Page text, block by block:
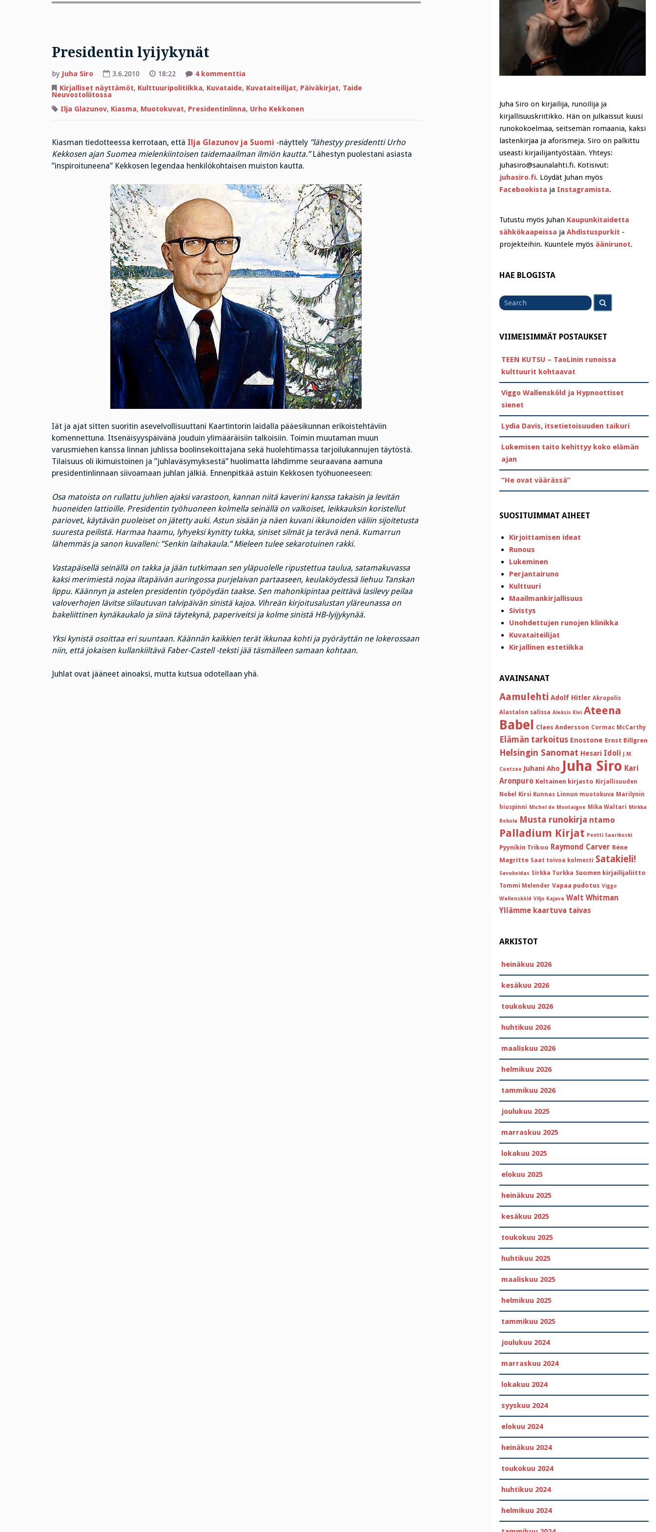
Presidentin lyijykynät
by Juha Siro 3.6.2010 18:22 4 kommenttiaartikkeliin
lyijykynät
Kirjalliset näyttämöt, Kulttuuripolitiikka, Kuvataide, Kuvataiteilijat, Päiväkirjat, Taide
Neuvostoliitossa
Ilja Glazunov, Kiasma, Muotokuvat, Presidentinlinna, Urho Kekkonen
Kiasman tiedotteessa kerrotaan, että Ilja Glazunov ja Suomi -näyttely ”lähestyy presidentti Urho
Kekkosen ajan Suomea mielenkiintoisen taidemaailman ilmiön kautta.”Lähestyn puolestani asiasta
”inspiroituneena” Kekkosen legendaa henkilökohtaisen muiston kautta.
Iät ja ajat sitten suoritin asevelvollisuuttani Kaartintorin laidalla pääesikunnan erikoistehtäviin
komennettuna. Itsenäisyyspäivänä jouduin ylimääräisiin talkoisiin. Toimin muutaman muun
varusmiehen kanssa linnan juhlissa boolinsekoittajana sekä huolehtimassa tarjoilukannujen täytöstä.
Tilaisuus oli ikimuistoinen ja ”juhlaväsymyksestä” huolimatta lähdimme seuraavana aamuna
presidentinlinnaan siivoamaan juhlan jälkiä. Ennenpitkää astuin Kekkosen työhuoneeseen:
Osa matoista on rullattu juhlien ajaksi varastoon, kannan niitä kaverini kanssa takaisin ja levitän
huoneiden lattioille. Presidentin työhuoneen kolmella seinällä on valkoiset, leikkauksin koristellut
pariovet, käytävän puoleiset on jätetty auki. Astun sisään ja näen kuvani ikkunoiden väliin sijoitetusta
suuresta peilistä. Harmaa haamu, lyhyeksi kynitty tukka, siniset silmät ja terävä nenä. Kumarrun
lähemmäs ja sanon kuvalleni: ”Senkin laihakaula.” Mieleen tulee sekarotuinen rakki.
Vastapäisellä seinällä on takka ja jään tutkimaan sen yläpuolelle ripustettua taulua, satamakuvassa
kaksi merimiestä nojaa iltapäivän auringossa purjelaivan partaaseen, keulaköydessä liehuu Tanskan
lippu. Käännyn ja astelen presidentin työpöydän taakse. Sen mahonkipintaa peittävä lasilevy peilaa
valoverhojen lävitse siilautuvan talvipäivän sinistä kajoa. Vihreän kirjoitusalustan yläreunassa on
bakeliittinen kynäkaukalo ja siinä täytekynä, paperiveitsi ja kolme sinistä HB-lyijykynää.
Yksi kynistä osoittaa eri suuntaan. Käännän kaikkien terät ikkunaa kohti ja pyöräyttän ne lokerossaan
niin, että jokaisen kullankiiltävä Faber-Castell -teksti jää täsmälleen samaan kohtaan.
Juhlat ovat jääneet ainoaksi, mutta kutsua odotellaan yhä.
Juha Siro on kirjailija, runoilija ja
kirjallisuuskriitikko. Hän on julkaissut kuusi
runokokoelmaa, seitsemän romaania, kaksi
lastenkirjaa ja aforismeja. Siro on palkittu
useasti kirjailijantyöstään. Yhteys:
juhasiro@saunalahti.fi. Kotisivut:
juhasiro.fi. Löydät Juhan myös
Facebookista ja Instagramista.
Tutustu myös Juhan Kaupunkitaidetta
sähkökaapeissa ja Ahdistuspurkit -
projekteihin. Kuuntele myös äänirunot.
HAE BLOGISTA
for
VIIMEISIMMÄT POSTAUKSET
TEEN KUTSU – TaoLinin runoissa
kulttuurit kohtaavat
Viggo Wallensköld ja Hypnoottiset
sienet
Lydia Davis, itsetietoisuuden taikuri
Lukemisen taito kehittyy koko elämän
ajan
”He ovat väärässä”
SUOSITUIMMAT AIHEET
Kirjoittamisen ideat
Runous
Lukeminen
Perjantairuno
Kulttuuri
Maailmankirjallisuus
Sivistys
Unohdettujen runojen klinikka
Kuvataiteilijat
Kirjallinen estetiikka
AVAINSANAT
Aamulehti Adolf Hitler Akropolis
Alastalon salissa Aleksis Kivi Ateena
Babel Claes Andersson Cormac McCarthy
Elämän tarkoitus Enostone Ernst Billgren
Helsingin Sanomat Hesari Idoli J.M.
Coetzee Juhani Aho Juha Siro Kari
Aronpuro Keltainen kirjasto Kirjallisuuden
Nobel
Kirsi Kunnas Linnun muotokuva Marilynin
hiuspinni Michel de Montaigne Mika Waltari Mirkka
Rekola Musta runokirja ntamo
Palladium Kirjat Pentti Saarikoski
Pyynikin Trikoo Raymond Carver Réne
Magritte Saat toivoa kolmesti Satakieli!
Savukeidas Sirkka Turkka Suomen kirjailijaliitto
Tommi Melender Vapaa pudotus Viggo
Wallensköld Viljo Kajava Walt Whitman
Yllämme kaartuva taivas
ARKISTOT
heinäkuu 2026
kesäkuu 2026
toukokuu 2026
huhtikuu 2026
maaliskuu 2026
helmikuu 2026
tammikuu 2026
joulukuu 2025
marraskuu 2025
lokakuu 2025
elokuu 2025
heinäkuu 2025
kesäkuu 2025
toukokuu 2025
huhtikuu 2025
maaliskuu 2025
helmikuu 2025
tammikuu 2025
joulukuu 2024
marraskuu 2024
lokakuu 2024
syyskuu 2024
elokuu 2024
heinäkuu 2024
toukokuu 2024
huhtikuu 2024
helmikuu 2024